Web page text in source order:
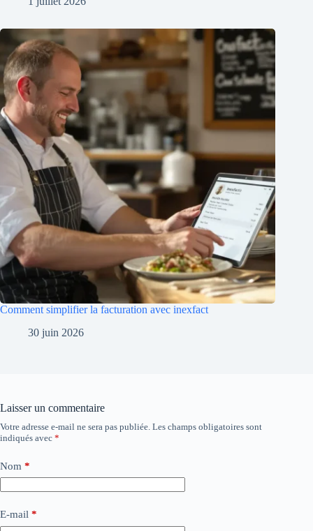
Comment simplifier la facturation avec inexfact
30 juin 2026
Laisser un commentaire
Votre adresse e-mail ne sera pas publiée. Les champs obligatoires sont
indiqués avec *
Nom *
E-mail *